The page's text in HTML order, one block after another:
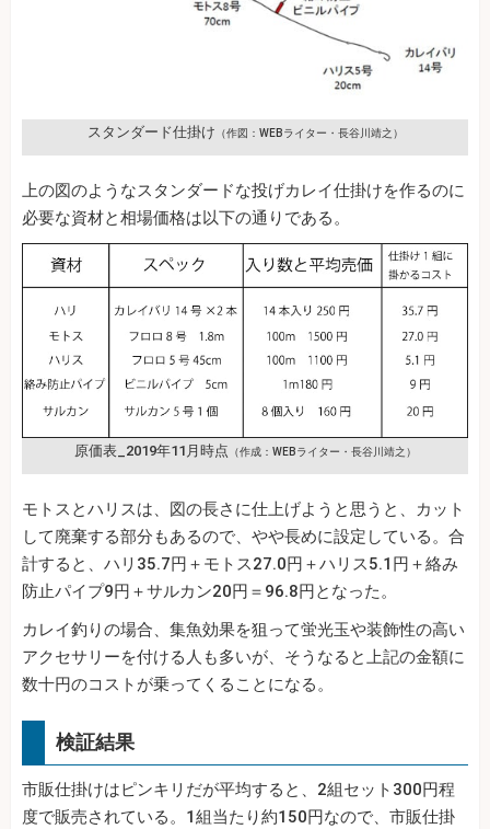
スタンダード仕掛け （作図：WEBライター・長谷川靖之）
上の図のようなスタンダードな投げカレイ仕掛けを作るのに
必要な資材と相場価格は以下の通りである。
原価表_2019年11月時点 （作成：WEBライター・長谷川靖之）
モトスとハリスは、図の長さに仕上げようと思うと、カット
して廃棄する部分もあるので、やや長めに設定している。合
計すると、ハリ35.7円＋モトス27.0円＋ハリス5.1円＋絡み
防止パイプ9円＋サルカン20円＝96.8円となった。
カレイ釣りの場合、集魚効果を狙って蛍光玉や装飾性の高い
アクセサリーを付ける人も多いが、そうなると上記の金額に
数十円のコストが乗ってくることになる。
検証結果
市販仕掛けはピンキリだが平均すると、2組セット300円程
度で販売されている。1組当たり約150円なので、市販仕掛